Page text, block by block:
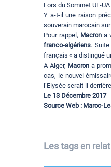
Lors du Sommet UE-
Y a-t-il une raison
souverain marocain
Pour rappel, Macron a
franco-algériens.
français « a distingué
A Alger, Macron a
cas, le nouvel
l’Elysée serait-il
Le 13 Décembre 2017
Source Web : Maroc-
Les tags en